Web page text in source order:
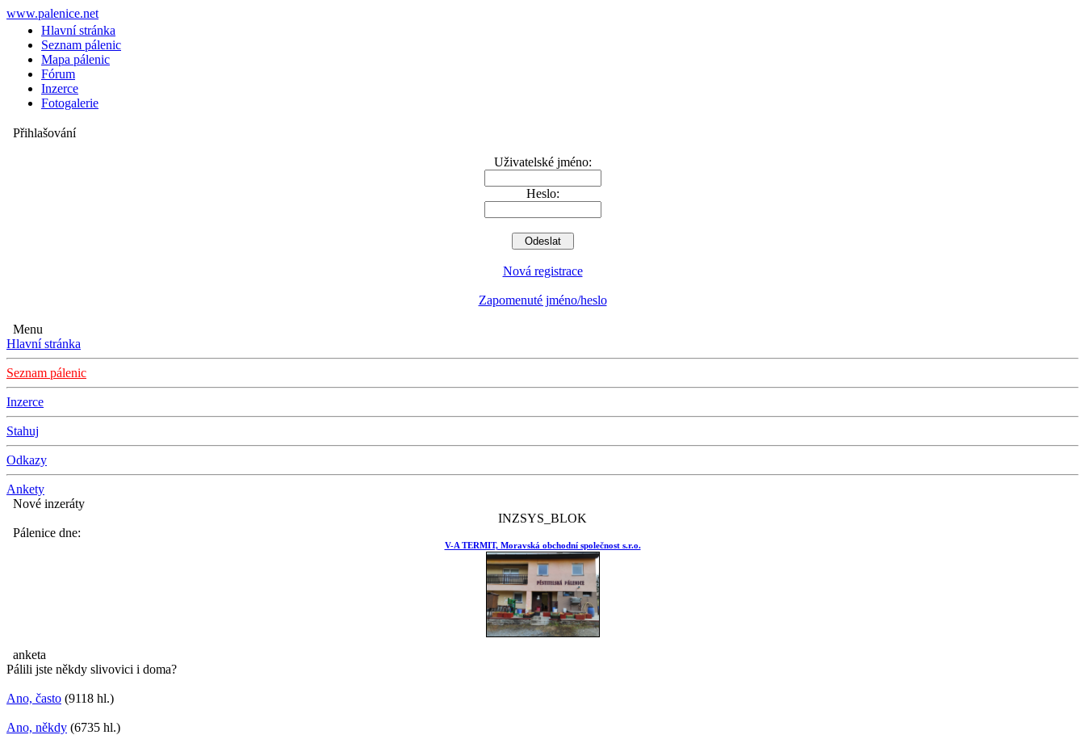
www.palenice.net
Hlavní stránka
Seznam pálenic
Mapa pálenic
Fórum
Inzerce
Fotogalerie
Přihlašování
Uživatelské jméno:
Heslo:
Nová registrace
Zapomenuté jméno/heslo
Menu
Hlavní stránka
Seznam pálenic
Inzerce
Stahuj
Odkazy
Ankety
Nové inzeráty
INZSYS_BLOK
Pálenice dne:
V-A TERMIT, Moravská obchodní společnost s.r.o.
anketa
Pálili jste někdy slivovici i doma?
Ano, často (9118 hl.)
Ano, někdy (6735 hl.)